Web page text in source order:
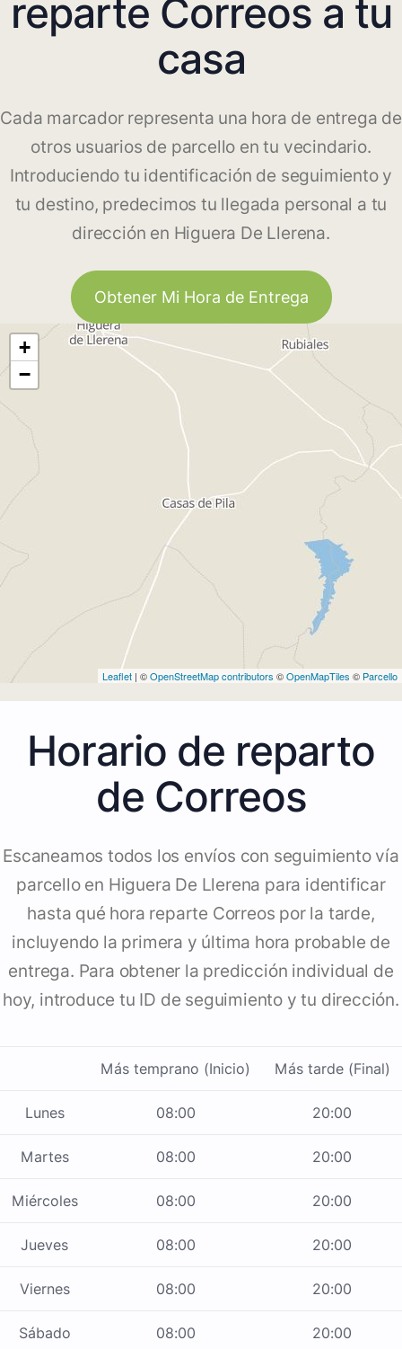
reparte Correos a tu
casa
Cada marcador representa una hora de entrega de
otros usuarios de parcello en tu vecindario.
Introduciendo tu identificación de seguimiento y
tu destino, predecimos tu llegada personal a tu
dirección en Higuera De Llerena.
Obtener Mi Hora de Entrega
+
−
Leaflet | ©OpenStreetMap contributors ©OpenMapTiles © Parcello
Horario de reparto
de Correos
Escaneamos todos los envíos con seguimiento vía
parcello en Higuera De Llerena para identificar
hasta qué hora reparte Correos por la tarde,
incluyendo la primera y última hora probable de
entrega. Para obtener la predicción individual de
hoy, introduce tu ID de seguimiento y tu dirección.
Más temprano (Inicio) Más tarde (Final)
Lunes 08:00 20:00
Martes 08:00 20:00
Miércoles 08:00 20:00
Jueves 08:00 20:00
Viernes 08:00 20:00
Sábado 08:00 20:00